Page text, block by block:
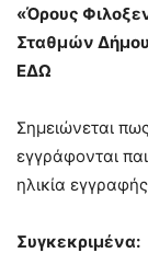
«Όρους
Σταθμών
ΕΔΩ
Σημειώνεται
εγγράφονται
ηλικία
Συγκεκριμένα: